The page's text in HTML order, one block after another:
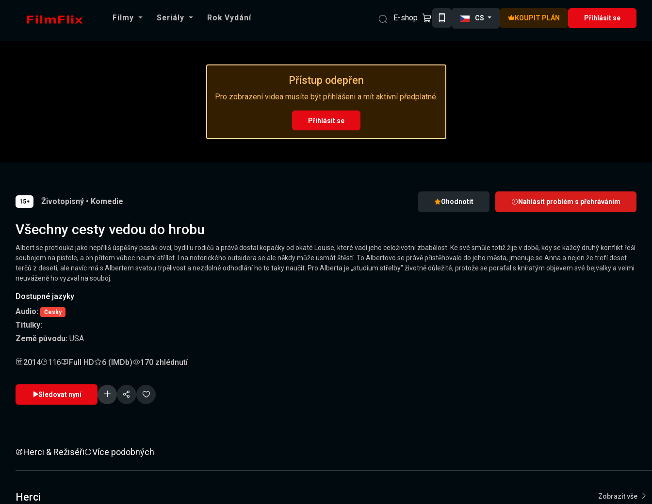
Filmy Seriály Rok Vydání E-shop CS KOUPIT PLÁN Přihlásit se
Přístup odepřen
Pro zobrazení videa musíte být přihlášeni a mít aktivní předplatné.
Přihlásit se
15+ Životopisný • Komedie Ohodnotit Nahlásit problém s přehráváním
Všechny cesty vedou do hrobu
Albert se protlouká jako nepříliš úspěšný pasák ovcí, bydlí u rodičů a právě dostal kopačky od okaté Louise, které vadí jeho celoživotní zbabělost. Ke své smůle totiž žije v době, kdy se každý druhý konflikt řeší
soubojem na pistole, a on přitom vůbec neumí střílet. I na notorického outsidera se ale někdy může usmát štěstí. To Albertovo se právě přistěhovalo do jeho města, jmenuje se Anna a nejen že trefí deset
terčů z deseti, ale navíc má s Albertem svatou trpělivost a nezdolné odhodlání ho to taky naučit. Pro Alberta je „studium střelby" životně důležité, protože se porafal s kníratým objevem své bejvalky a velmi
neuváženě ho vyzval na souboj.
Dostupné jazyky
Audio:
Česky
Titulky:
Země původu: USA
2014 116 Full HD 6 (IMDb) 170 zhlédnutí
Sledovat nyní
Herci & Režiséři Více podobných
Herci Zobrazit vše